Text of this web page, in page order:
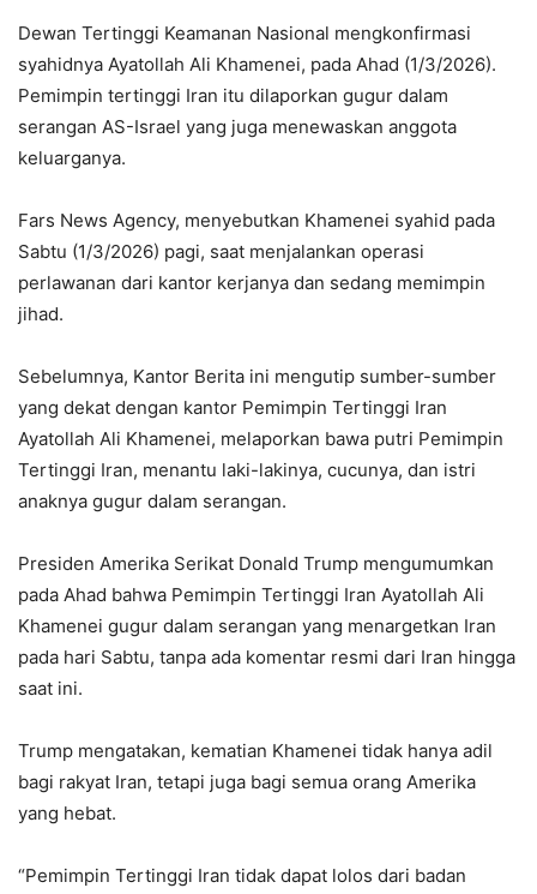
Dewan Tertinggi Keamanan Nasional mengkonfirmasi
syahidnya Ayatollah Ali Khamenei, pada Ahad (1/3/2026).
Pemimpin tertinggi Iran itu dilaporkan gugur dalam
serangan AS-Israel yang juga menewaskan anggota
keluarganya.
Fars News Agency, menyebutkan Khamenei syahid pada
Sabtu (1/3/2026) pagi, saat menjalankan operasi
perlawanan dari kantor kerjanya dan sedang memimpin
jihad.
Sebelumnya, Kantor Berita ini mengutip sumber-sumber
yang dekat dengan kantor Pemimpin Tertinggi Iran
Ayatollah Ali Khamenei, melaporkan bawa putri Pemimpin
Tertinggi Iran, menantu laki-lakinya, cucunya, dan istri
anaknya gugur dalam serangan.
Presiden Amerika Serikat Donald Trump mengumumkan
pada Ahad bahwa Pemimpin Tertinggi Iran Ayatollah Ali
Khamenei gugur dalam serangan yang menargetkan Iran
pada hari Sabtu, tanpa ada komentar resmi dari Iran hingga
saat ini.
Trump mengatakan, kematian Khamenei tidak hanya adil
bagi rakyat Iran, tetapi juga bagi semua orang Amerika
yang hebat.
“Pemimpin Tertinggi Iran tidak dapat lolos dari badan